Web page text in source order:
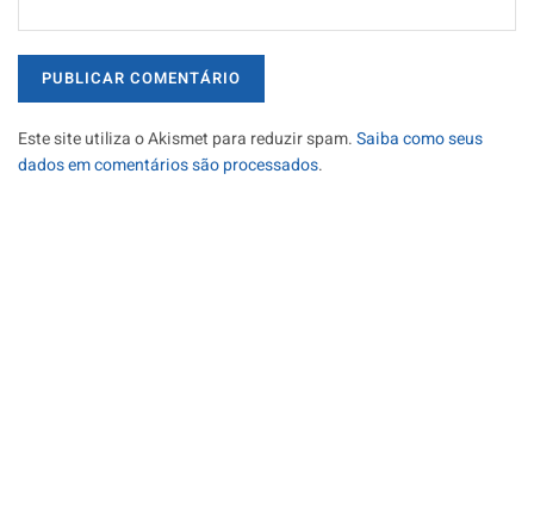
Este site utiliza o Akismet para reduzir spam.Saiba como seus
dados em comentários são processados.